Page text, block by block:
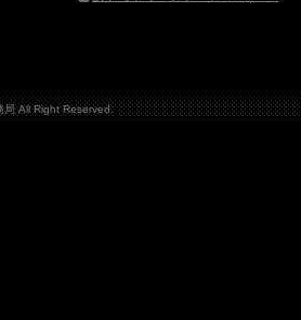
局 All Right Reserved.